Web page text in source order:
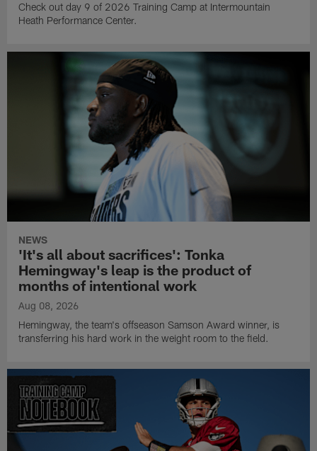
Check out day 9 of 2026 Training Camp at Intermountain
Heath Performance Center.
NEWS
'It's all about sacrifices': Tonka
Hemingway's leap is the product of
months of intentional work
Aug 08, 2026
Hemingway, the team's offseason Samson Award winner, is
transferring his hard work in the weight room to the field.